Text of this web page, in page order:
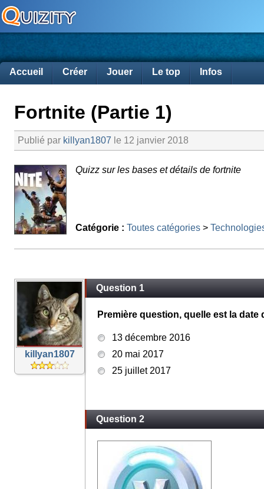
Accueil Créer Jouer Le top Infos
Fortnite (Partie 1)
Publié par killyan1807 le 12 janvier 2018
Quizz sur les bases et détails de fortnite
Catégorie : Toutes catégories >
killyan1807
Question 1
Première question, quelle est la date
13 décembre 2016
20 mai 2017
25 juillet 2017
Question 2